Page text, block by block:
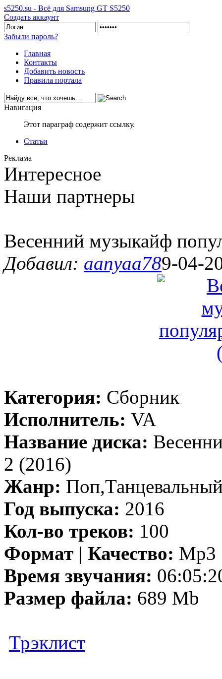
s5250.su - Всё для Samsung GT S5250
Создать аккаунт
Забыли пароль?
Главная
Контакты
Добавить новость
Правила портала
Навигация
Этот параграф содержит ссылку.
Статьи
Реклама
Интересное
Наши партнеры
Весенний музыкайф
Добавил: aanyaa789-04-
Категория: Сборник
Исполнитель: VA
Название диска:
2 (2016)
Жанр:
Год выпуска: 2016
Кол-во треков: 100
Формат | Качество: Mp3
Время звучания:
Размер файла: 689 Mb
Трэклист